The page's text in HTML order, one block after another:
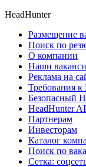
HeadHunter
Размещение
Поиск по
О компании
Наши
Реклама на
Требования
Безопасный
HeadHunter
Партнерам
Инвесторам
Каталог
Поиск по
Сетка: